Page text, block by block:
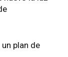
plan de